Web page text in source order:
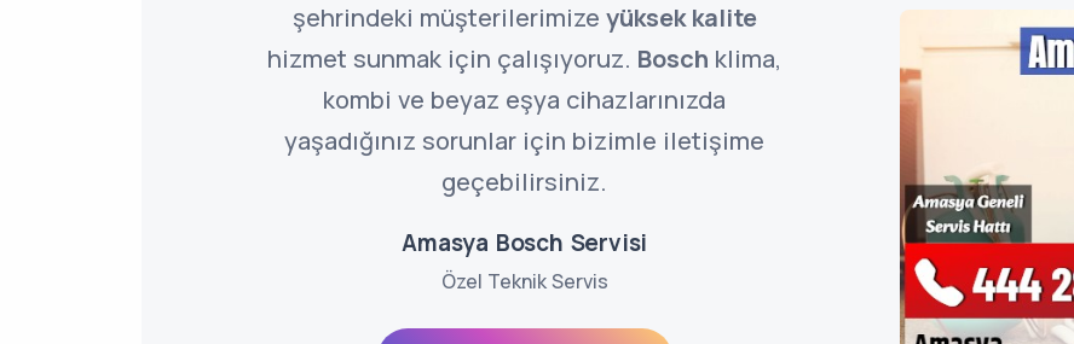
şehrindeki müşterilerimize yüksek kalite
hizmet sunmak için çalışıyoruz. Bosch klima,
kombi ve beyaz eşya cihazlarınızda
yaşadığınız sorunlar için bizimle iletişime
geçebilirsiniz.
Amasya Bosch Servisi
Özel Teknik Servis